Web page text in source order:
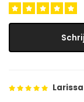
Larissa